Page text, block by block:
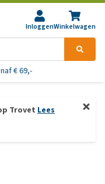
InloggenWinkelwagen
€ 69,-
Trovet Lees